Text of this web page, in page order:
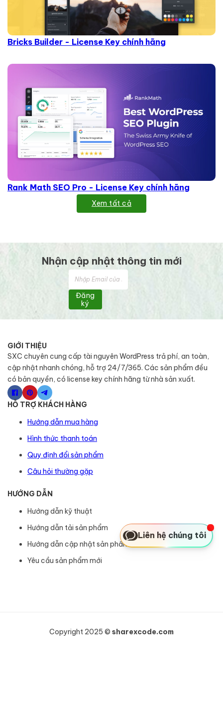
Bricks Builder - License Key chính hãng
Rank Math SEO Pro - License Key chính hãng
Xem tất cả
Nhận cập nhật thông tin mới
Đăng
ký
GIỚI THIỆU
SXC chuyên cung cấp tài nguyên WordPress trả phí, an toàn,
cập nhật nhanh chóng, hỗ trợ 24/7/365. Các sản phẩm đều
có bản quyền, có license key chính hãng từ nhà sản xuất.
HỖ TRỢ KHÁCH HÀNG
Hướng dẫn mua hàng
Hình thức thanh toán
Quy định đổi sản phẩm
Câu hỏi thường gặp
HƯỚNG DẪN
Hướng dẫn kỹ thuật
Hướng dẫn tải sản phẩm
Hướng dẫn cập nhật sản phẩm
Yêu cầu sản phẩm mới
Copyright 2025 © sharexcode.com
Liên hệ chúng tôi